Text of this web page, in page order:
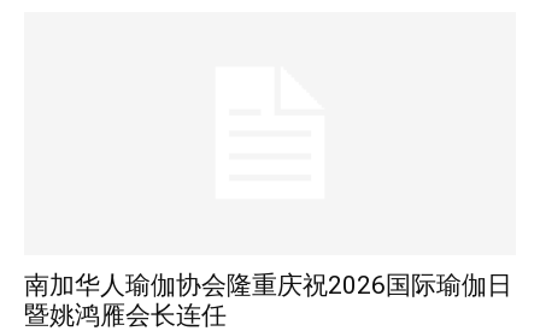
南加华人瑜伽协会隆重庆祝2026国际瑜伽日
暨姚鸿雁会长连任